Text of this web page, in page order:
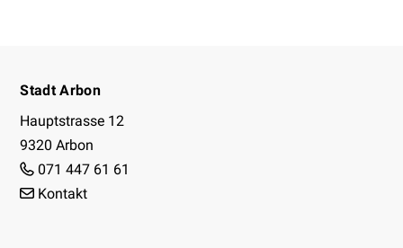
Stadt Arbon
Hauptstrasse 12
9320 Arbon
071 447 61 61
Kontakt